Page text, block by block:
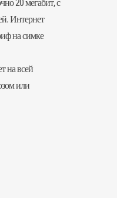
20 мегабит, с
Интернет
на симке
на всей
или